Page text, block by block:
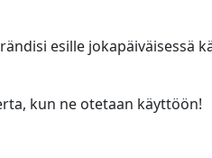
esille jokapäiväisessä
kun ne otetaan käyttöön!